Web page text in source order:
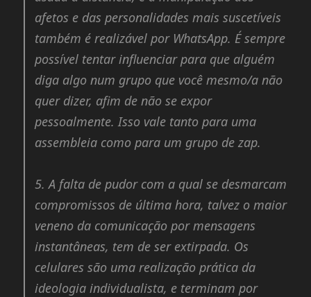
afetos e das personalidades mais suscetíveis
também é realizável por WhatsApp. É sempre
possível tentar influenciar para que alguém
diga algo num grupo que você mesmo/a não
quer dizer, afim de não se expor
pessoalmente. Isso vale tanto para uma
assembleia como para um grupo de zap.
5. A falta de pudor com a qual se desmarcam
compromissos de última hora, talvez o maior
veneno da comunicação por mensagens
instantâneas, tem de ser extirpada. Os
celulares são uma realização prática da
ideologia individualista, e terminam por